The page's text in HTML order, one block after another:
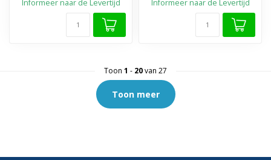
Informeer naar de Levertijd Informeer naar de Levertijd
Toon 1 - 20van 27
Toon meer